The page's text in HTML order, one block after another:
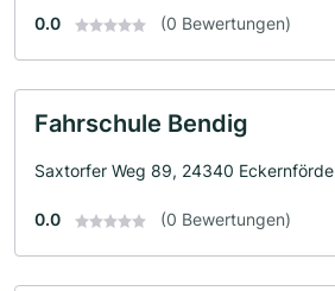
0.0 (0 Bewertungen)
Fahrschule Bendig
Saxtorfer Weg 89, 24340 Eckernförde
0.0 (0 Bewertungen)